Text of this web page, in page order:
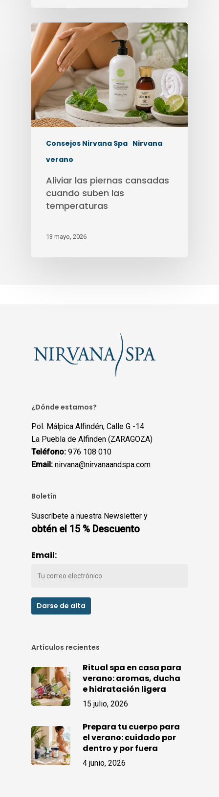
Consejos Nirvana Spa Nirvana
verano
Aliviar las piernas cansadas
cuando suben las
temperaturas
13 mayo, 2026
¿Dónde estamos?
Pol. Málpica Alfindén, Calle G -14
La Puebla de Alfinden (ZARAGOZA)
Teléfono: 976 108 010
Email: nirvana@nirvanaandspa.com
Boletín
Suscríbete a nuestra Newsletter y
obtén el 15 % Descuento
Email:
Artículos recientes
Ritual spa en casa para
verano: aromas, ducha
e hidratación ligera
15 julio, 2026
Prepara tu cuerpo para
el verano: cuidado por
dentro y por fuera
4 junio, 2026